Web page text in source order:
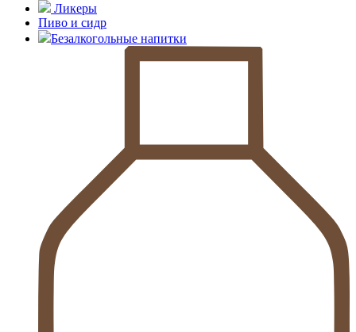
Ликеры
Пиво и сидр
Безалкогольные напитки